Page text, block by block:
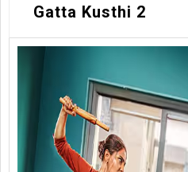
Gatta Kusthi 2